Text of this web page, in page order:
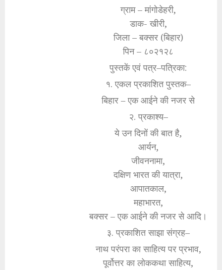
ग्राम – मांगोडेहरी,
डाक- खीरी,
जिला – बक्सर (बिहार)
पिन – ८०२१२८
पुस्तकें एवं पत्र–पत्रिका:
१. एकल प्रकाशित पुस्तक–
बिहार – एक आईने की नजर से
२. प्रकाश्य–
ये उन दिनों की बात है,
आर्यन,
जीवननामा,
दक्षिण भारत की यात्रा,
आपातकाल,
महाभारत,
बक्सर – एक आईने की नजर से आदि।
३. प्रकाशित साझा संग्रह–
नाथ परंपरा का साहित्य पर प्रभाव,
पूर्वोत्तर का लोककथा साहित्य,